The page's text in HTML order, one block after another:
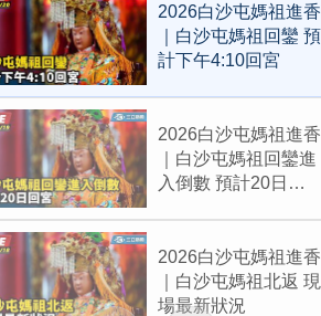
2026白沙屯媽祖進香
｜白沙屯媽祖回鑾 預
計下午4:10回宮
2026白沙屯媽祖進香
｜白沙屯媽祖回鑾進
入倒數 預計20日回
2026白沙屯媽祖進香
｜白沙屯媽祖北返 現
場最新狀況